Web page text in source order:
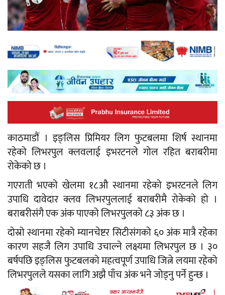
काठमाडौं । इङ्लिस प्रिमियर लिग फुटबलमा शिर्ष स्थानमा
रहेको लिभरपुल क्लवलाई इभरटनले गोल रहित बराबरीमा
रोकेको छ ।
गएराती भएको खेलमा १८औ स्थानमा रहेको इभरटनले लिग
उपाधि दावेदार क्लव लिभरपुललाई बराबरीमै रोकेको हो ।
बराबरीसंगै एक अंक पाएको लिभरपुलको ८३ अंक छ ।
दोस्रो स्थानमा रहेको म्यानचेष्टर सिटीसंगको ६० अंक मात्रै रहेका
कारण सहजै लिग उपाधि उचाल्ने लक्ष्यमा लिभरपुल छ । ३०
बर्षपछि इङ्लिस फुटबलको महत्वपूर्ण उपाधि जित्ने लयमा रहेको
लिभरपुलले यसका लागि अझै पाँच अंक भने जोड्नु पर्ने हुन्छ ।